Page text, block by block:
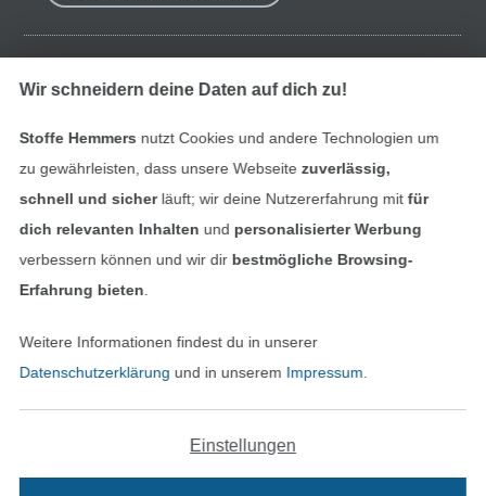
Alle Preise inkl. der gesetzl. MwSt.
Die durchgestrichenen Preise entsprechen dem
Finde mehr Inspiration
Deutsch
Nederlands
In den niederländischen
Français
In den
Wir schneidern deine Daten auf dich zu!
Stoffe Hemmers nutzt Cookies und andere Technologien um
zu gewährleisten, dass unsere Webseite zuverlässig,
schnell und sicherläuft; wir deine Nutzererfahrung mitfür
dich relevanten Inhalten und personalisierter Werbung
verbessern können und wir dir bestmögliche Browsing-
Erfahrung bieten
Weitere Informationen findest du in unserer
Datenschutzerklärung und in unserem Impressum
Einstellungen